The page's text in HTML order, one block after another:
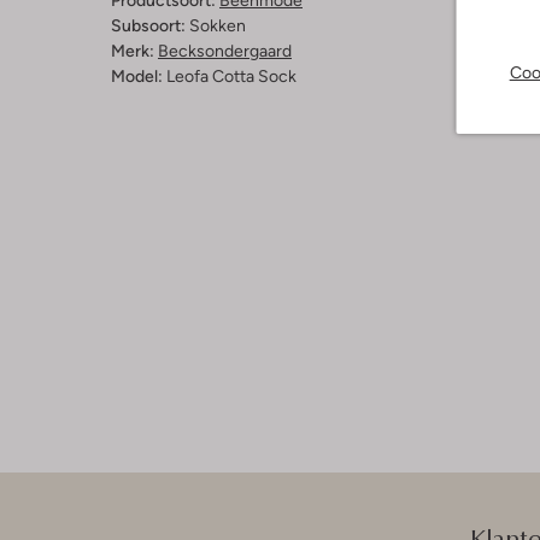
Subsoort: Sokken
Merk: Becksondergaard
Model: Leofa Cotta Sock